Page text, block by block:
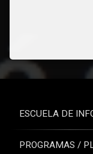
ESCUELA DE
PROGRAMAS /